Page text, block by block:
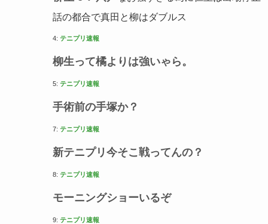
話の都合で真田と柳はダブルス
4: テニプリ速報
柳生って橘よりは強いゃら。
5: テニプリ速報
手術前の手塚か？
7: テニプリ速報
新テニプリ今そこ戦ってんの？
8: テニプリ速報
モーニングショーいるぞ
9: テニプリ速報